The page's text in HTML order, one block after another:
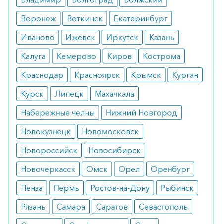
некоторых аутоиммунных заболеваниях;
воспалительных заболеваниях;
профилактике и лечении бактериальных и
вирусных инфекций.
Противопоказания
Препарат не рекомендуется в случае наличия:
аллергии на иммуноглобулин G или другие
составляющие компоненты; серьезных проблем
с почками; определенных кровеносных
заболеваний.
Побочные эффекты
Как и любой медицинский препарат, Octagam
может вызывать побочные эффекты. К ним
относятся: головокружение, нарушения ЖКТ
(желудочно-кишечного тракта), аллергические
Воронеж
Воткинск
Екатеринбург
Иваново
Ижевск Иркутск
Казань
Калуга
Кемерово Киров
Кострома
Краснодар
Красноярск Крымск
Курган
Курск
Липецк
Махачкала
Набережные челны
Нижний Новгород
Новокузнецк
Новомосковск
Новороссийск
Новосибирск
Новочеркасск
Омск Орел
Оренбург
Пенза
Пермь Ростов-на-Дону
Рыбинск
Рязань
Самара Саратов
Севастополь